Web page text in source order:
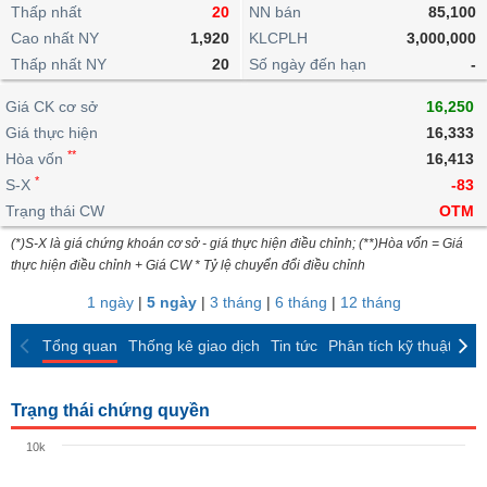
lỗ
dịch
nội
Niên
giám
Tài
liệu
cổ
Định
giá
ngoài
doanh
Top
cổ
phiếu
ngành
giao
dịch
dịch
Chứng
quyền
quan
Thống
giao
dịch
Thống
giao
dịch
Tin
tức
Phân
tích
kỹ
thuật
trực
tuyến
Bộ
lọc
cổ
So
sánh
Báo
cáo
Vĩ
mô
lai
Chứng
quyền
Trái
phiếu
IR
Awards
tạo
Dịch
vụ
Thấp nhất
20
Cao nhất NY
1,920
Thấp nhất NY
20
NN bán
85,100
KLCPLH
3,000,000
Số ngày đến hạn
-
Giá CK cơ sở
16,250
Giá thực hiện
16,333
Hòa vốn **
16,413
S-X *
-83
Trạng thái CW
OTM
(*)S-X là giá chứng khoán cơ sở - giá thực hiện điều chỉnh; (**)Hòa vốn = Giá
thực hiện điều chỉnh + Giá CW * Tỷ lệ chuyển đổi điều chỉnh
1 ngày| 5 ngày| 3 tháng | 6 tháng | 12 tháng
Tổng quan Thống kê giao dịch Tin tức Phân tích kỹ thuật
Trạng thái chứng quyền
10k
BẤT
ĐỘNG
SẢN
TÀI
CHÍNH
HÀNG
KINH